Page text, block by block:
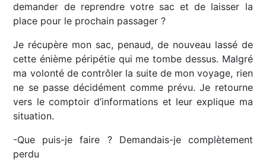
demander de reprendre votre sac et de laisser la
place pour le prochain passager ?
Je récupère mon sac, penaud, de nouveau lassé de
cette énième péripétie qui me tombe dessus. Malgré
ma volonté de contrôler la suite de mon voyage, rien
ne se passe décidément comme prévu. Je retourne
vers le comptoir d’informations et leur explique ma
situation.
-Que puis-je faire ? Demandais-je complètement
perdu